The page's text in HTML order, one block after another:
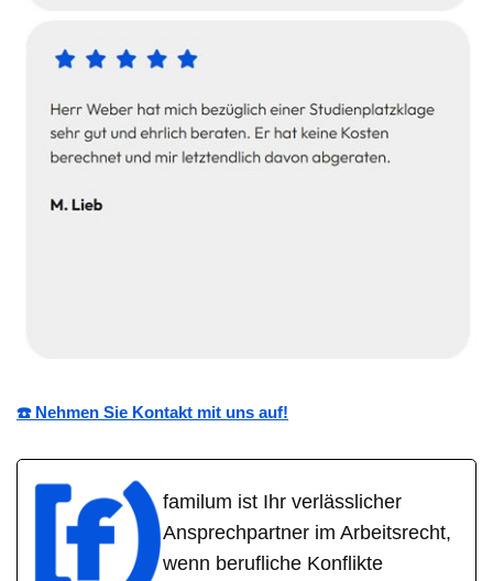
☎️ Nehmen Sie Kontakt mit uns auf!
familum ist Ihr verlässlicher
Ansprechpartner im Arbeitsrecht,
wenn berufliche Konflikte